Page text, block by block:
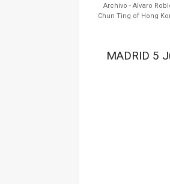
Archivo - Alvaro
Chun Ting of Hong
MADRID 5